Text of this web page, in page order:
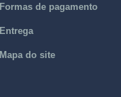
Formas de pagamento
Entrega
Mapa do site